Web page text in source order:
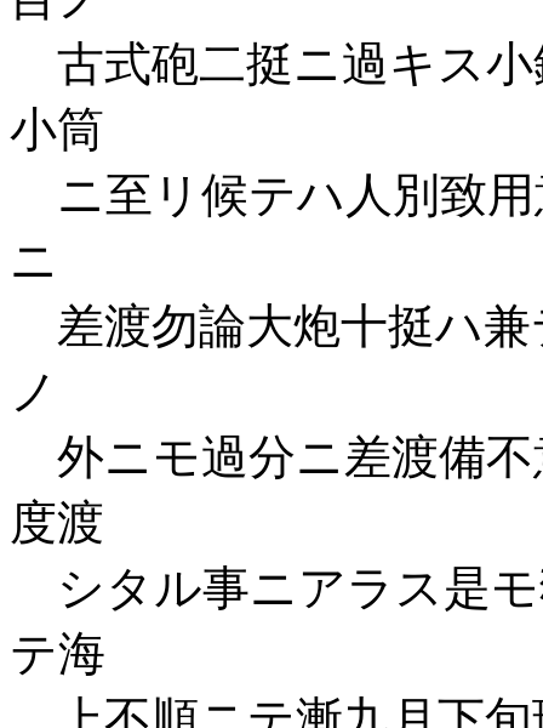
古式砲二挺ニ過キス
小筒
ニ至リ候テハ人別致用
ニ
差渡勿論大炮十挺ハ兼
ノ
外ニモ過分ニ差渡備不
度渡
シタル事ニアラス是
テ海